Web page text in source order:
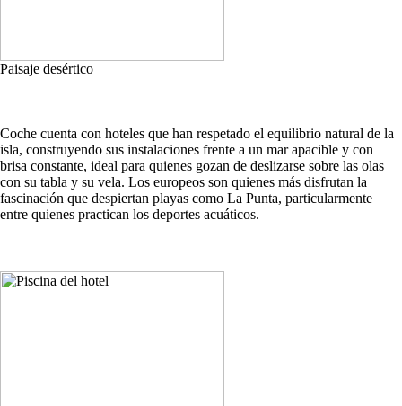
Paisaje desértico
Coche cuenta con hoteles que han respetado el equilibrio natural de la
isla, construyendo sus instalaciones frente a un mar apacible y con
brisa constante, ideal para quienes gozan de deslizarse sobre las olas
con su tabla y su vela. Los europeos son quienes más disfrutan la
fascinación que despiertan playas como La Punta, particularmente
entre quienes practican los deportes acuáticos.